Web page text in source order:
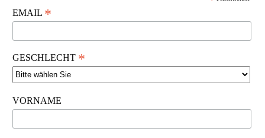
EMAIL *
GESCHLECHT *
VORNAME